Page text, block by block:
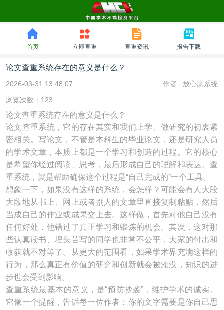
首页 立即查重 查重资讯 报告下载
论文查重系统存在的意义是什么？
2026-03-31 13:48:07 作者 : 放心测系统
浏览次数：123
论文查重系统存在的意义是什么？
论文查重系统，它的存在其实和我们上学、做研究的初衷紧
密相关。写论文，不管是本科生的毕业论文，还是研究人员
的学术文章，本质上都是一个学习和创造的过程。它的核心
是希望你经过阅读、思考，最后形成自己的理解和表达。查
重系统，就是帮助确保这个过程是“自己完成的”一个工具。
想象一下，如果没有这样的系统，会怎样？可能会有人大段
大段地从书上、网上或者别人的文章里直接复制粘贴，然后
当成自己的作业或成果交上去。这样做，首先对他自己没有
任何好处，他错过了真正学习和锻炼的机会。其次，这对那
些认真读书、埋头苦写的同学也非常不公平，大家的付出和
收获就不对等了。从更大的范围看，如果学术界充满这样的
行为，那么真正有价值的研究和创新就会被淹没，知识的进
步也会受到影响。
查重系统最基本的意义，是“预防抄袭”，维护学术的诚实。
它像一个提醒，告诉每一位作者：你的文字需要是你自己思